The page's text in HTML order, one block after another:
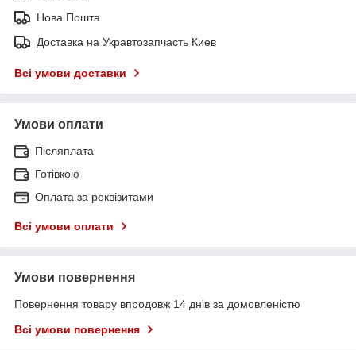
Нова Пошта
Доставка на Укравтозапчасть Киев
Всі умови доставки
Умови оплати
Післяплата
Готівкою
Оплата за реквізитами
Всі умови оплати
Умови повернення
Повернення товару впродовж 14 днів за домовленістю
Всі умови повернення